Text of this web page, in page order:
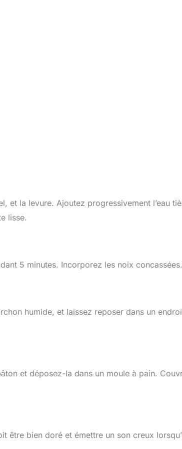
et la levure. Ajoutez progressivement l’eau
lisse.
5 minutes. Incorporez les noix concassées.
humide, et laissez reposer dans un
et déposez-la dans un moule à pain.
être bien doré et émettre un son creux